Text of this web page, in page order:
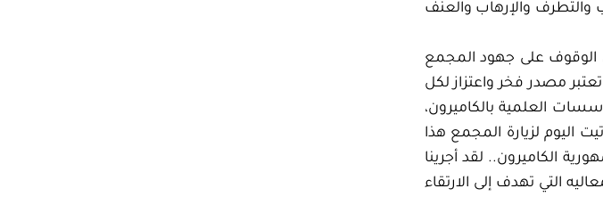
والتطرف والإرهاب والعنف
الوقوف على جهود المجمع
مصدر فخر واعتزاز لكل
العلمية بالكاميرون،
اليوم لزيارة المجمع هذا
الكاميرون.. لقد أجرينا
التي تهدف إلى الارتقاء